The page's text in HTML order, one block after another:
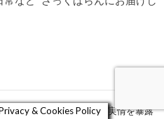
みんなが知りたいマネー実情を暴露
& Cookies Policy